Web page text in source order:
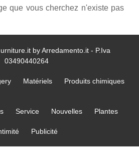
que vous cherchez n'existe pas
by Arredamento.it - P.Iva
03490440264
Matériels Produits chimiques
Service Nouvelles Plantes
Publicité